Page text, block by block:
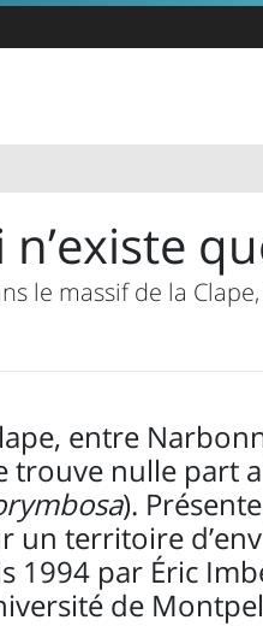
le massif de la
entre
trouve nulle part
).
un territoire
1994 par Éric
de